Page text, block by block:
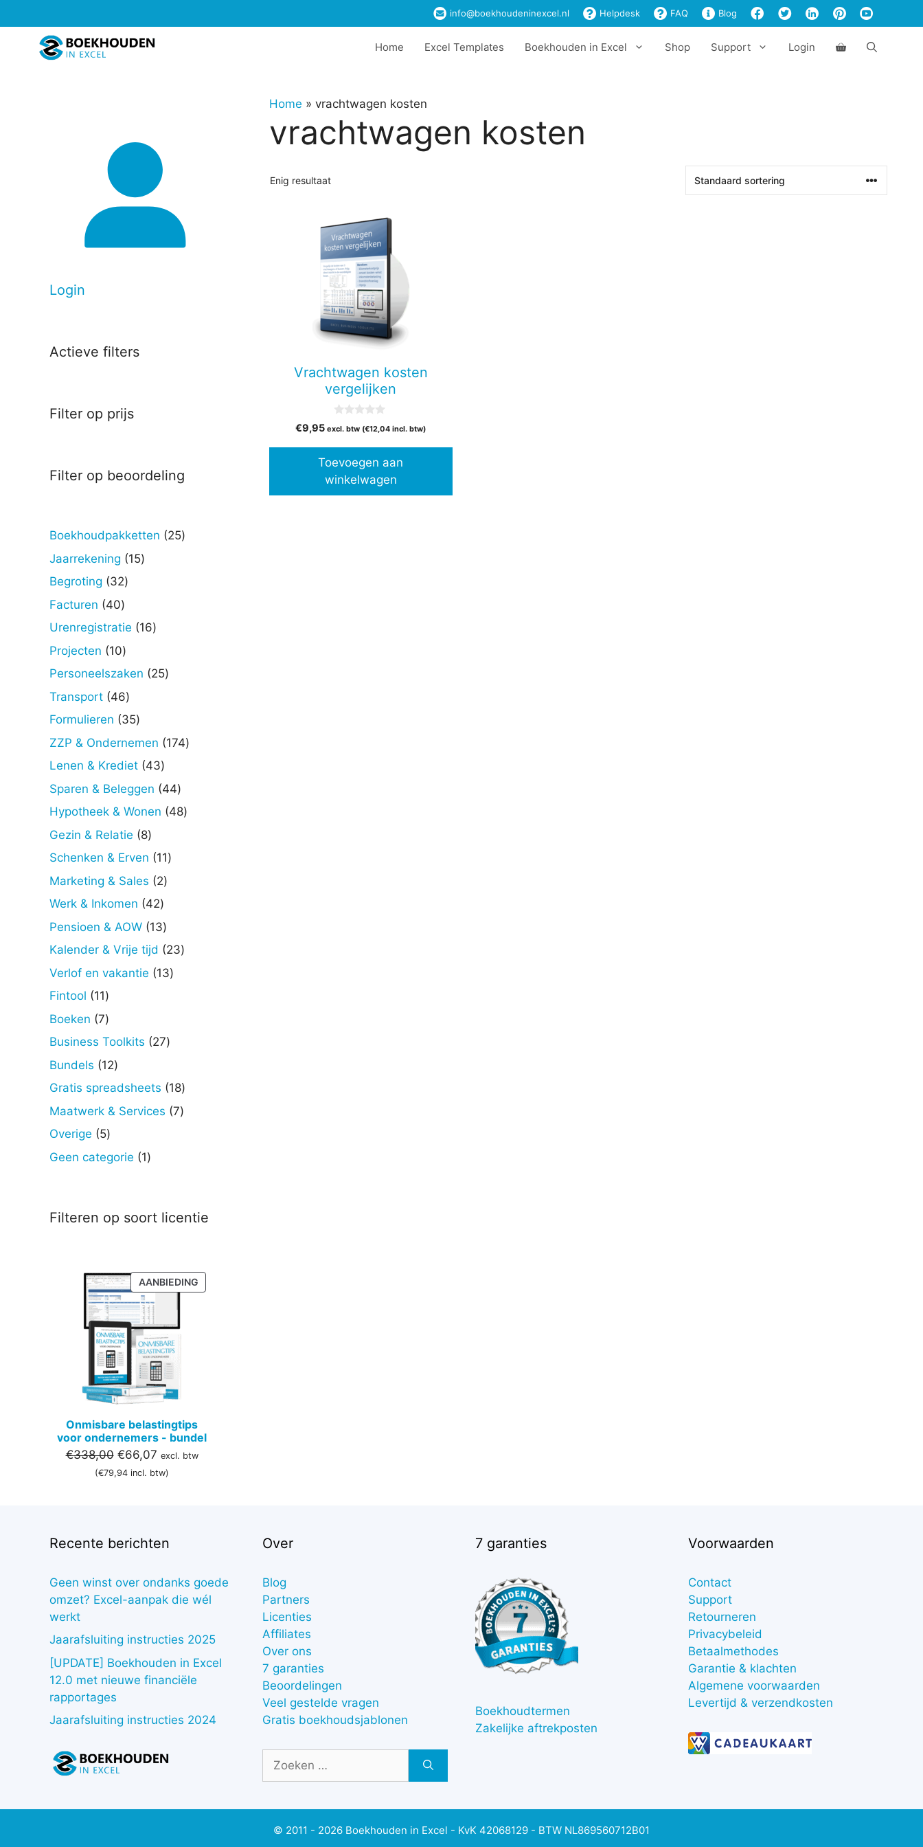
naar
info@boekhoudeninexcel.nl Helpdesk FAQ Blog
Home Excel Templates Boekhouden in Excel Shop Support Login
Home » vrachtwagen kosten
vrachtwagen kosten
Enig resultaat
Vrachtwagen kosten
vergelijken
v
5
€9,95 excl. btw (€12,04 incl. btw)
Toevoegen aan
winkelwagen
Login
Actieve filters
Filter op prijs
Filter op beoordeling
Boekhoudpakketten 2525
Jaarrekening 1515
Begroting 3232
Facturen 4040
producten
Urenregistratie 1616
Projecten 1010
producten
Personeelszaken 2525
Transport 4646
producten
Formulieren 3535
producten
ZZP & Ondernemen 174174
Lenen & Krediet 4343
producten
Sparen & Beleggen 4444
producten
Hypotheek & Wonen 4848
Gezin & Relatie 88
producten
Schenken & Erven 1111
Marketing & Sales 22
Werk & Inkomen 4242
producten
Pensioen & AOW 1313
producten
Kalender & Vrije tijd 2323
Verlof en vakantie 1313
Fintool 1111
producten
Boeken 77
producten
Business Toolkits 2727
Bundels 1212
producten
Gratis spreadsheets 1818
producten
Maatwerk & Services 77
Overige 55
producten
Geen categorie 11
Filteren op soort licentie
AANBIEDINGPRODUCT
IN
Onmisbare belastingtips
voor ondernemers - bundel
€338,00 Oorspronkelijke
prijs
€66,07Huidige
prijs
excl. btw
(€79,94 incl. btw)
Recente berichten
Geen winst over ondanks goede
omzet? Excel-aanpak die wél
werkt
Jaarafsluiting instructies 2025
[UPDATE] Boekhouden in Excel
12.0 met nieuwe financiële
rapportages
Jaarafsluiting instructies 2024
Over
Blog
Partners
Licenties
Affiliates
Over ons
7 garanties
Beoordelingen
Veel gestelde vragen
Gratis boekhoudsjablonen
naar:
7 garanties
Boekhoudtermen
Zakelijke aftrekposten
Voorwaarden
Contact
Support
Retourneren
Privacybeleid
Betaalmethodes
Garantie & klachten
Algemene voorwaarden
Levertijd & verzendkosten
© 2011 - 2026 Boekhouden in Excel - KvK 42068129 - BTW NL869560712B01